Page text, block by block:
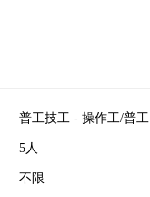
普工技工 - 操作工/普工
5人
不限